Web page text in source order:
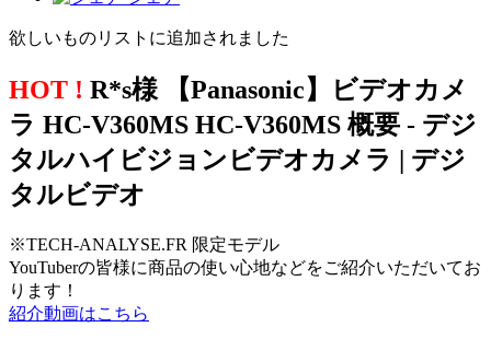
欲しいものリストに追加されました
HOT ! R*s様 【Panasonic】ビデオカメ
ラ HC-V360MS HC-V360MS 概要 - デジ
タルハイビジョンビデオカメラ | デジ
タルビデオ
※TECH-ANALYSE.FR 限定モデル
YouTuberの皆様に商品の使い心地などをご紹介いただいてお
ります！
紹介動画はこちら